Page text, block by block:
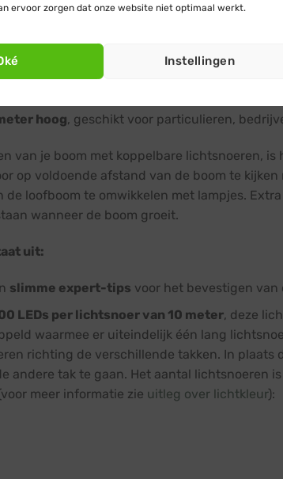
ervoor zorgen dat onze website niet optimaal werkt.
Instellingen
uit de in combinatie
hoog, geschikt voor particulieren,
van je boom met koppelbare lichtsnoeren,
op voldoende afstand van de boom te
loofboom te omwikkelen met lampjes.
wanneer de boom groeit.
uit:
slimme expert-tips voor het bevestigen
LEDs per lichtsnoer van 10 meter, deze
waarmee er uiteindelijk één lang
richting de verschillende takken. In
tak te gaan. Het aantal lichtsnoeren
meer informatie zie uitleg over lichtkleur):